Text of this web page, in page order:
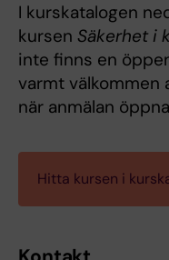
I kurskatalogen
kursen Säkerhet i
inte finns en
varmt välkommen
när anmälan
Hitta kursen i